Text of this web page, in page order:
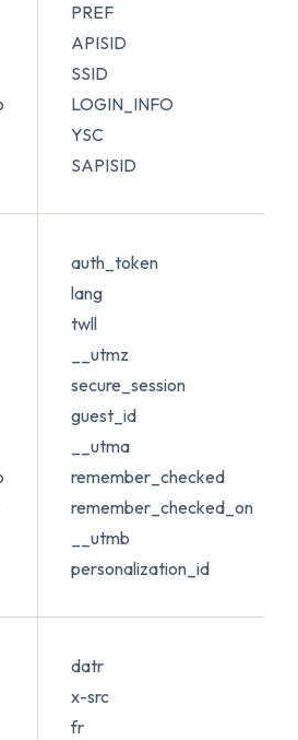
PREF
APISID
SSID
LOGIN_INFO
YSC
SAPISID
auth_token
lang
twll
__utmz
secure_session
guest_id
__utma
remember_checked
remember_checked_on
__utmb
personalization_id
datr
x-src
fr